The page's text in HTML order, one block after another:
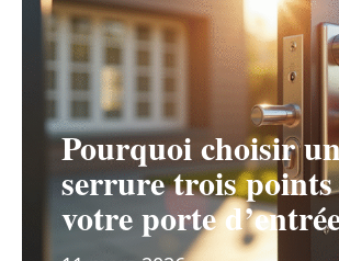
Pourquoi choisir
serrure trois
votre porte